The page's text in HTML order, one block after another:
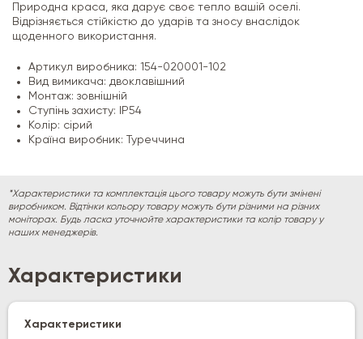
Природна краса, яка дарує своє тепло вашій оселі.
Відрізняється стійкістю до ударів та зносу внаслідок
щоденного використання.
Артикул виробника: 154-020001-102
Вид вимикача: двоклавішний
Монтаж: зовнішній
Ступінь захисту: IP54
Колір: сірий
Країна виробник: Туреччина
*Характеристики та комплектація цього товару можуть бути змінені
виробником. Відтінки кольору товару можуть бути різними на різних
моніторах. Будь ласка уточнюйте характеристики та колір товару у
наших менеджерів.
Характеристики
Характеристики